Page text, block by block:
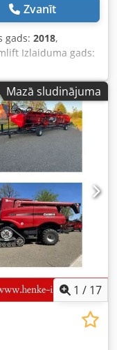
Zvanīt
gads: 2018,
Izlaiduma gads:
7 m Dsdpfxow Nq
kW Aizmugurējā
Viss darba
Mazā sludinājuma
1 / 17